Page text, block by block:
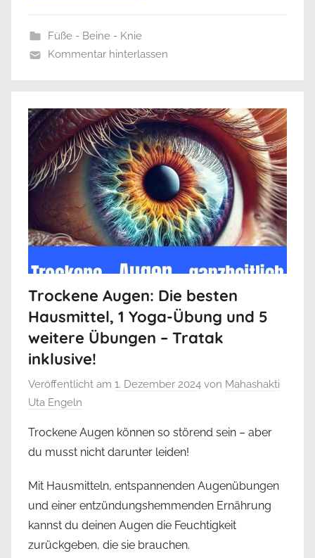
Füße - Beine - Knie
Kommentar hinterlassen
Trockene Augen: Die besten
Hausmittel, 1 Yoga-Übung und 5
weitere Übungen – Tratak
inklusive!
Veröffentlicht am 1. Dezember 2024 von Mahashakti
Uta Engeln
Trockene Augen können so störend sein – aber
du musst nicht darunter leiden!
Mit Hausmitteln, entspannenden Augenübungen
und einer entzündungshemmenden Ernährung
kannst du deinen Augen die Feuchtigkeit
zurückgeben, die sie brauchen.